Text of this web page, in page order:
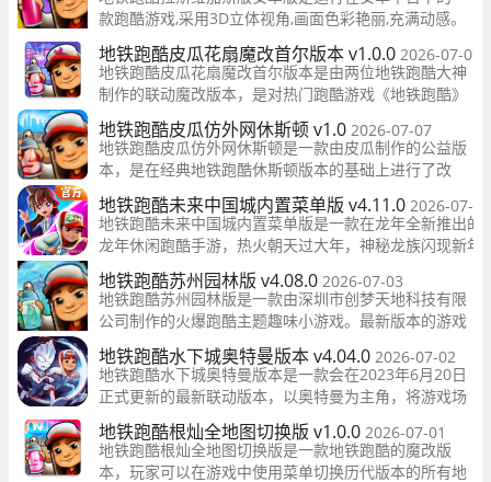
款跑酷游戏,采用3D立体视角,画面色彩艳丽,充满动感。
本作近期来非常火热,来试试吧！
地铁跑酷皮瓜花扇魔改首尔版本 v1.0.0 2026-07-07
地铁跑酷皮瓜花扇魔改首尔版本是由两位地铁跑酷大神
制作的联动魔改版本，是对热门跑酷游戏《地铁跑酷》
的改版。游戏以高清画面和简单易上手的操作为特点，
让玩家能够轻松上手。在游戏中，玩家需要在途中躲避
各种
地铁跑酷皮瓜仿外网休斯顿 v1.0 2026-07-07
地铁跑酷皮瓜仿外网休斯顿是一款由皮瓜制作的公益版
本，是在经典地铁跑酷休斯顿版本的基础上进行了改
良。在这款游戏中，玩家需要扮演一个在火车上喷涂被
警察追的孩子，在火车上进行疯狂的奔跑。游戏采用了
可爱精致的3D立体视角，充满动感和色彩艳丽的画面让
玩家沉浸在游戏中无法自拔。
地铁跑酷未来中国城内置菜单版 v4.11.0 2026-07-07
地铁跑酷未来中国城内置菜单版是一款在龙年全新推出的
龙年休闲跑酷手游，热火朝天过大年，神秘龙族闪现新年
专列，游戏将为玩家们带来全新玩法——不落地挑战赛盛
大开启，龙年限定地图未来中国城上线，这些内容将为大
家带来全新的游戏体验，快来试试看吧。
地铁跑酷苏州园林版 v4.08.0 2026-07-03
地铁跑酷苏州园林版是一款由深圳市创梦天地科技有限
公司制作的火爆跑酷主题趣味小游戏。最新版本的游戏
中，玩家将来到苏州园林，在江南水乡姑苏展开跑酷冒
险之旅。
地铁跑酷水下城奥特曼版本 v4.04.0 2026-07-02
地铁跑酷水下城奥特曼版本是一款会在2023年6月20日
正式更新的最新联动版本，以奥特曼为主角，将游戏场
景设置在水下城市之中，玩家需要操纵奥特曼在水下城
市的暗道之中疾驰跑酷，避免撞上障碍物和敌人，收集
宝藏以及强化道具
地铁跑酷根灿全地图切换版 v1.0.0 2026-07-01
地铁跑酷根灿全地图切换版是一款地铁跑酷的魔改版
本，玩家可以在游戏中使用菜单切换历代版本的所有地